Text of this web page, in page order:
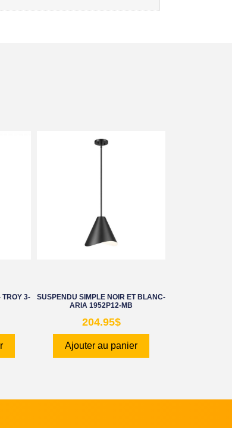
TROY 3-
SUSPENDU SIMPLE NOIR ET BLANC-
ARIA 1952P12-MB
204.95$
Ajouter au panier